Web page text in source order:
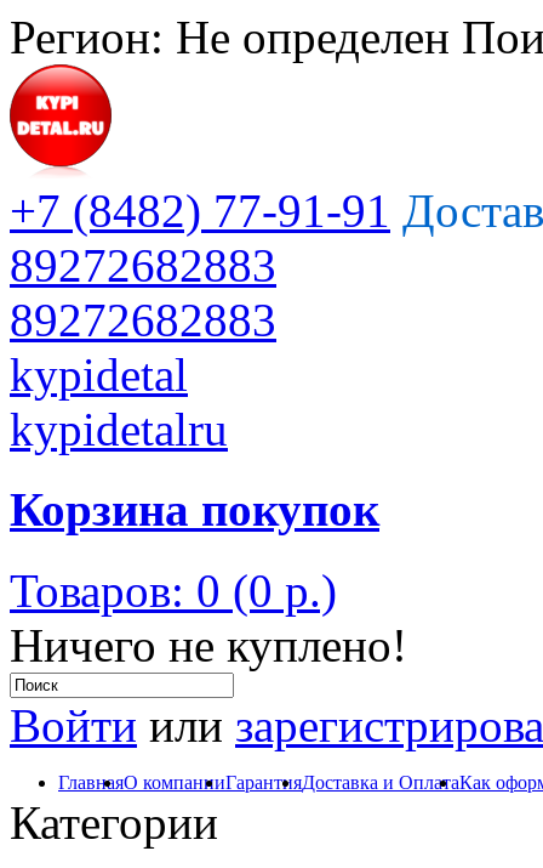
Регион: Не определен
+7 (8482) 77-91-91
89272682883
89272682883
kypidetal
kypidetalru
Корзина покупок
Товаров: 0 (0 р.)
Ничего не куплено!
Войти или
ГлавнаяО компанииГарантияДоставка и ОплатаКак
Категории